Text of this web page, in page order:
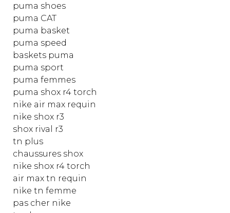
puma shoes
puma CAT
puma basket
puma speed
baskets puma
puma sport
puma femmes
puma shox r4 torch
nike air max requin
nike shox r3
shox rival r3
tn plus
chaussures shox
nike shox r4 torch
air max tn requin
nike tn femme
pas cher nike